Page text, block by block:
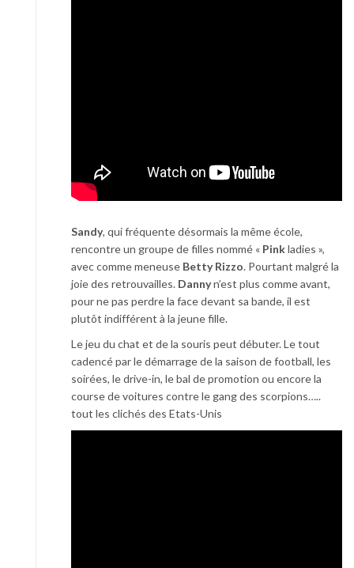
Sandy, qui fréquente désormais la même école,
rencontre un groupe de filles nommé « Pinkladies »,
avec comme meneuse Betty Rizzo. Pourtant malgré la
joie des retrouvailles. Dannyn’est plus comme avant,
pour ne pas perdre la face devant sa bande, il est
plutôt indifférent à la jeune fille.
Le jeu du chat et de la souris peut débuter. Le tout
cadencé par le démarrage de la saison de football, les
soirées, le drive-in, le bal de promotion ou encore la
course de voitures contre le gang des scorpions…..
tout les clichés des Etats-Unis